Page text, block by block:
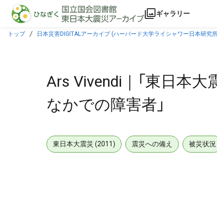
本文に飛ぶ
ギャラリー
トップ 日本災害DIGITALアーカイブ (ハーバード大学ライシャワー日本研究
Ars Vivendi｜「東日本
なかでの障害者」
東日本大震災 (2011) 震災への備え 被災状況